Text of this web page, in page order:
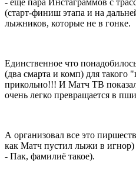
(старт-финиш этапа и на
лыжников, которые не в гонке.
Единственное что
(два смарта и комп) для
прикольно!!! И Матч ТВ
очень легко превращается в
А организовал все это
как Матч пустил лыжи в
- Пак, фамилиё такое).